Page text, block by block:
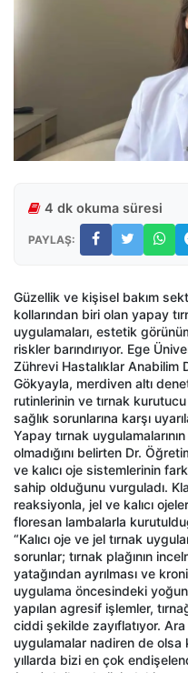
4 dk okuma süresi
PAYLAŞ:
Güzellik ve kişisel bakım
kollarından biri olan yapay
uygulamaları, estetik
riskler barındırıyor. Ege
Zührevi Hastalıklar Anabilim
Gökyayla, merdiven altı
rutinlerinin ve tırnak
sağlık sorunlarına karşı
Yapay tırnak
olmadığını belirten Dr.
ve kalıcı oje sistemlerinin
sahip olduğunu vurguladı.
reaksiyonla, jel ve kalıcı
floresan lambalarla
“Kalıcı oje ve jel tırnak
sorunlar; tırnak plağının
yatağından ayrılması ve
uygulama öncesindeki yoğun
yapılan agresif işlemler,
ciddi şekilde zayıflatıyor.
uygulamalar nadiren de olsa
yıllarda bizi en çok